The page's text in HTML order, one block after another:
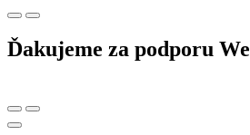
Ďakujeme za podporu